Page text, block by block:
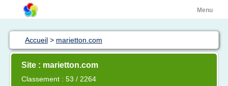
Menu
Accueil > marietton.com
Site : marietton.com
Classement : 53 / 2264